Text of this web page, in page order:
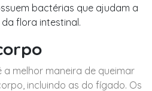
bactérias que ajudam a
flora intestinal.
melhor maneira de queimar
incluindo as do fígado. Os